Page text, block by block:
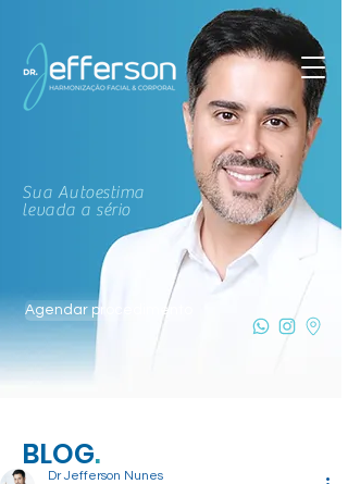
Sua Autoestima
levada a sério
Agendar procedimento
BLOG.
Dr Jefferson Nunes